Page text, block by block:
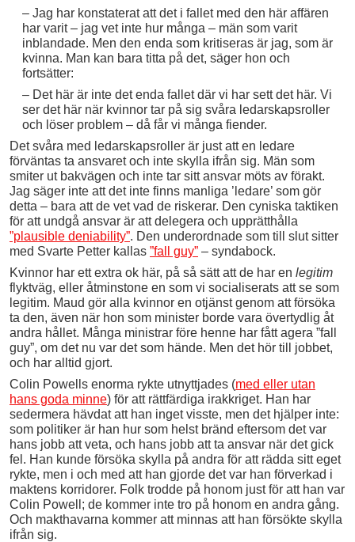
– Jag har konstaterat att det i fallet med den här affären
har varit – jag vet inte hur många – män som varit
inblandade. Men den enda som kritiseras är jag, som är
kvinna. Man kan bara titta på det, säger hon och
fortsätter:
– Det här är inte det enda fallet där vi har sett det här. Vi
ser det här när kvinnor tar på sig svåra ledarskapsroller
och löser problem – då får vi många fiender.
Det svåra med ledarskapsroller är just att en ledare
förväntas ta ansvaret och inte skylla ifrån sig. Män som
smiter ut bakvägen och inte tar sitt ansvar möts av förakt.
Jag säger inte att det inte finns manliga ’ledare’ som gör
detta – bara att de vet vad de riskerar. Den cyniska taktiken
för att undgå ansvar är att delegera och upprätthålla
”plausible deniability”. Den underordnade som till slut sitter
med Svarte Petter kallas ”fall guy” – syndabock.
Kvinnor har ett extra ok här, på så sätt att de har en legitim
flyktväg, eller åtminstone en som vi socialiserats att se som
legitim. Maud gör alla kvinnor en otjänst genom att försöka
ta den, även när hon som minister borde vara övertydlig åt
andra hållet. Många ministrar före henne har fått agera ”fall
guy”, om det nu var det som hände. Men det hör till jobbet,
och har alltid gjort.
Colin Powells enorma rykte utnyttjades (med eller utan
hans goda minne) för att rättfärdiga irakkriget. Han har
sedermera hävdat att han inget visste, men det hjälper inte:
som politiker är han hur som helst bränd eftersom det var
hans jobb att veta, och hans jobb att ta ansvar när det gick
fel. Han kunde försöka skylla på andra för att rädda sitt eget
rykte, men i och med att han gjorde det var han förverkad i
maktens korridorer. Folk trodde på honom just för att han var
Colin Powell; de kommer inte tro på honom en andra gång.
Och makthavarna kommer att minnas att han försökte skylla
ifrån sig.